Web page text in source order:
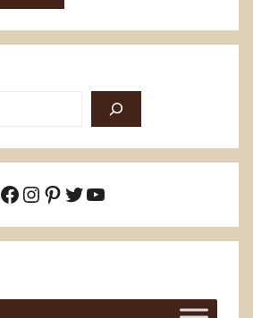
Facebook
Instagram
Pinterest
Twitter
YouTube